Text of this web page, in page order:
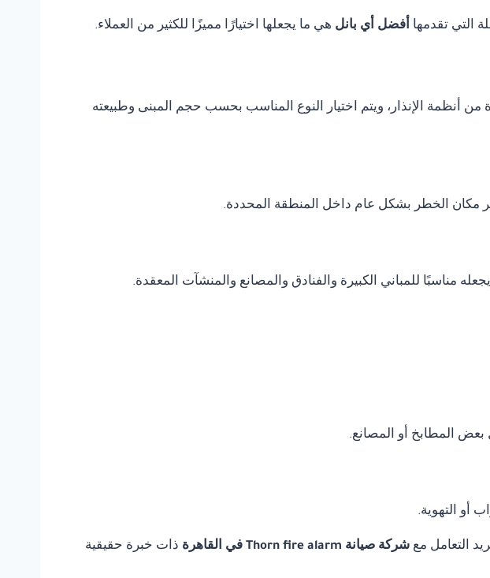
التي تقدمها أفضل أي بانل هي ما يجعلها اختيارًا مميزًا للكثير من العملاء.
من أنظمة الإنذار، ويتم اختيار النوع المناسب بحسب حجم المبنى وطبيعته
مكان الخطر بشكل عام داخل المنطقة المحددة.
مناسبًا للمباني الكبيرة والفنادق والمصانع والمنشآت المعقدة.
بعض المطابخ أو المصانع.
أو التهوية.
التعامل مع شركة صيانة Thorn fire alarm في القاهرة
ذات خبرة حقيقية